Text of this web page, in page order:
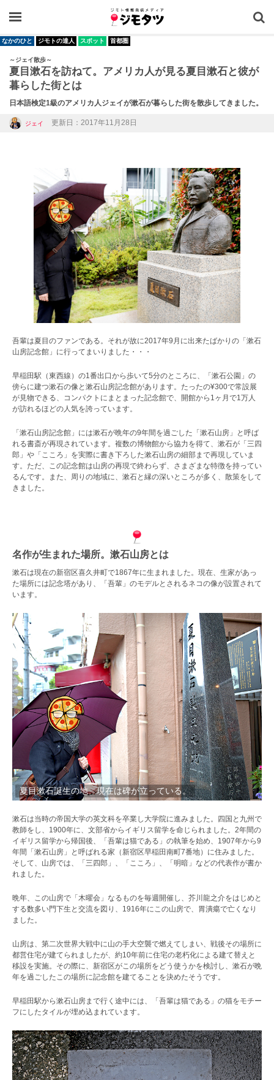
なかのひと ジモトの達人 スポット 首都圏
～ジェイ散歩～
夏目漱石を訪ねて。アメリカ人が見る夏目漱石と彼が
暮らした街とは
日本語検定1級のアメリカ人ジェイが漱石が暮らした街を散歩してきました。
ジェイ 更新日：2017年11月28日
吾輩は夏目のファンである。それが故に2017年9月に出来たばかりの「漱石
山房記念館」に行ってまいりました・・・
早稲田駅（東西線）の1番出口から歩いて5分のところに、「漱石公園」の
傍らに建つ漱石の像と漱石山房記念館があります。たったの¥300で常設展
が見物できる、コンパクトにまとまった記念館で、開館から1ヶ月で1万人
が訪れるほどの人気を誇っています。
「漱石山房記念館」には漱石が晩年の9年間を過ごした「漱石山房」と呼ば
れる書斎が再現されています。複数の博物館から協力を得て、漱石が「三四
郎」や「こころ」を実際に書き下ろした漱石山房の細部まで再現していま
す。ただ、この記念館は山房の再現で終わらず、さまざまな特徴を持ってい
るんです。また、周りの地域に、漱石と縁の深いところが多く、散策をして
きました。
名作が生まれた場所。漱石山房とは
漱石は現在の新宿区喜久井町で1867年に生まれました。現在、生家があっ
た場所には記念塔があり、「吾輩」のモデルとされるネコの像が設置されて
います。
夏目漱石誕生の地。現在は碑が立っている。
漱石は当時の帝国大学の英文科を卒業し大学院に進みました。四国と九州で
教師をし、1900年に、文部省からイギリス留学を命じられました。2年間の
イギリス留学から帰国後、「吾輩は猫である」の執筆を始め、1907年から9
年間「漱石山房」と呼ばれる家（新宿区早稲田南町7番地）に住みました。
そして、山房では、「三四郎」、「こころ」、「明暗」などの代表作が書か
れました。
晩年、この山房で「木曜会」なるものを毎週開催し、芥川龍之介をはじめと
する数多い門下生と交流を図り、1916年にこの山房で、胃潰瘍で亡くなり
ました。
山房は、第二次世界大戦中に山の手大空襲で燃えてしまい、戦後その場所に
都営住宅が建てられましたが、約10年前に住宅の老朽化による建て替えと
移設を実施。その際に、新宿区がこの場所をどう使うかを検討し、漱石が晩
年を過ごしたこの場所に記念館を建てることを決めたそうです。
早稲田駅から漱石山房まで行く途中には、「吾輩は猫である」の猫をモチー
フにしたタイルが埋め込まれています。